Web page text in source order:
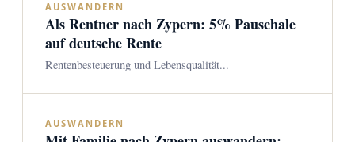
AUSWANDERN
Als Rentner nach Zypern: 5% Pauschale
auf deutsche Rente
Rentenbesteuerung und Lebensqualität...
AUSWANDERN